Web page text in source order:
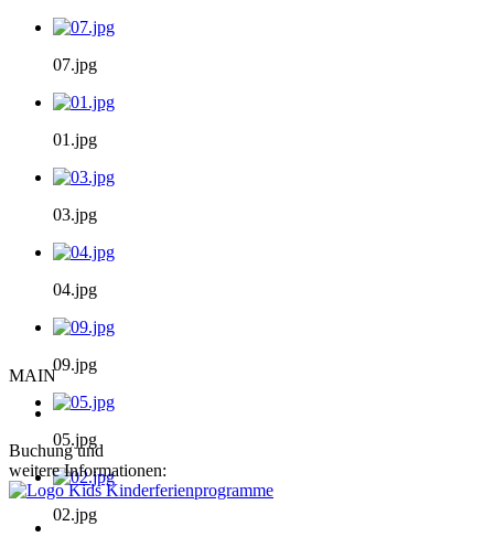
07.jpg
01.jpg
03.jpg
04.jpg
09.jpg
05.jpg
02.jpg
MAIN
Buchung und
weitere Informationen: